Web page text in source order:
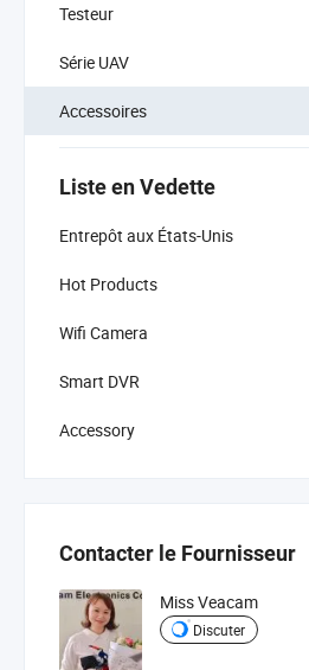
Testeur
Série UAV
Accessoires
Liste en Vedette
Entrepôt aux États-Unis
Hot Products
Wifi Camera
Smart DVR
Accessory
Contacter le Fournisseur
Miss Veacam
Discuter